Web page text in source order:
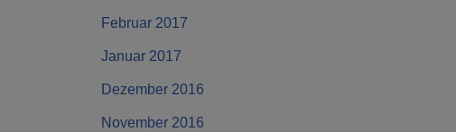
Februar 2017
Januar 2017
Dezember 2016
November 2016